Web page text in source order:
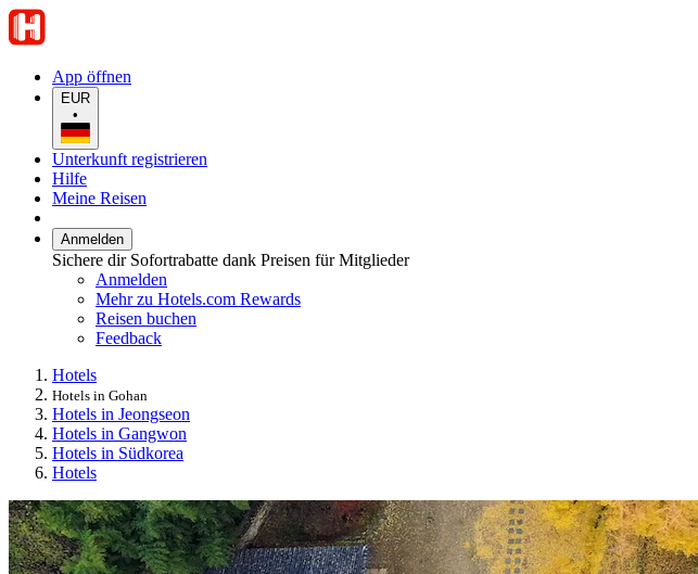
App öffnen
EUR
•
Unterkunft registrieren
Hilfe
Meine Reisen
Anmelden
Sichere dir Sofortrabatte dank Preisen für Mitglieder
Anmelden
Mehr zu Hotels.com Rewards
Reisen buchen
Feedback
Hotels
Hotels in Gohan
Hotels in Jeongseon
Hotels in Gangwon
Hotels in Südkorea
Hotels